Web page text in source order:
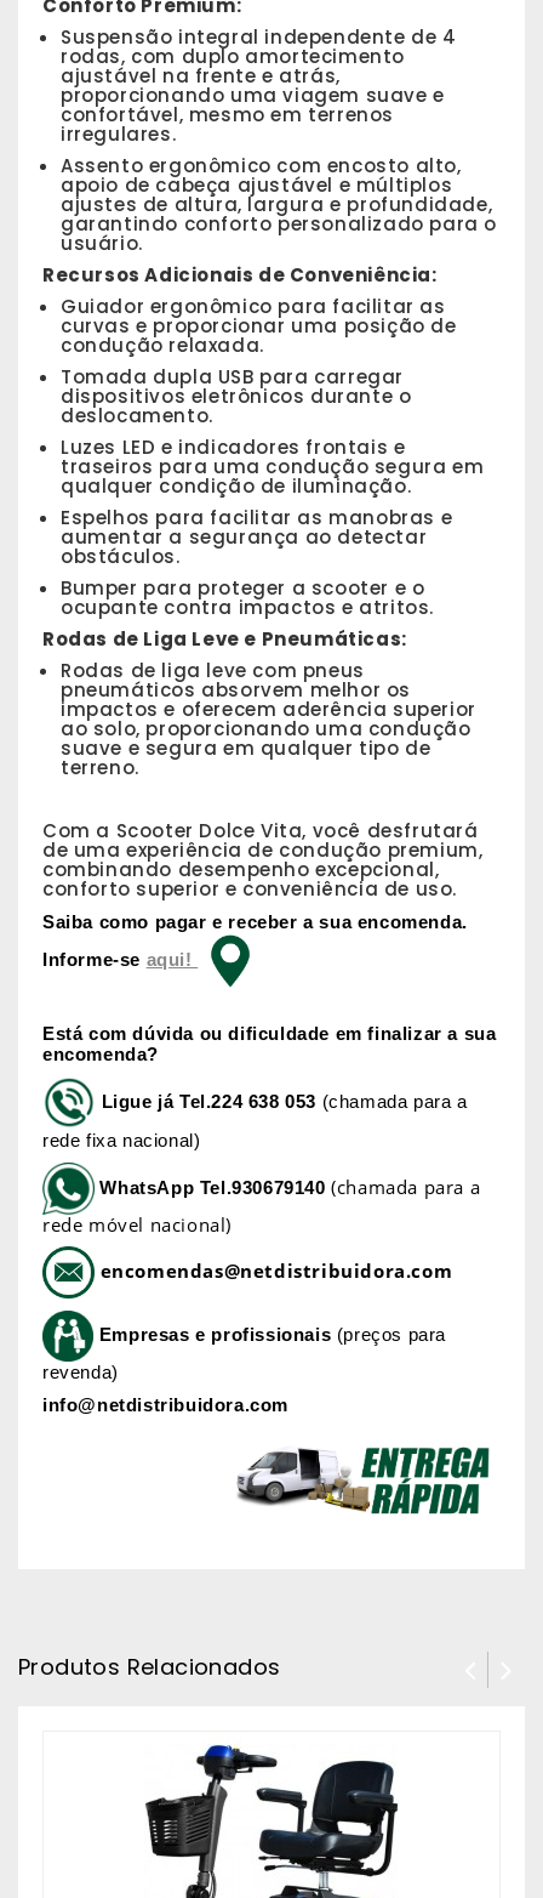
Conforto Premium:
Suspensão integral independente de 4
rodas, com duplo amortecimento
ajustável na frente e atrás,
proporcionando uma viagem suave e
confortável, mesmo em terrenos
irregulares.
Assento ergonômico com encosto alto,
apoio de cabeça ajustável e múltiplos
ajustes de altura, largura e profundidade,
garantindo conforto personalizado para o
usuário.
Recursos Adicionais de Conveniência:
Guiador ergonômico para facilitar as
curvas e proporcionar uma posição de
condução relaxada.
Tomada dupla USB para carregar
dispositivos eletrônicos durante o
deslocamento.
Luzes LED e indicadores frontais e
traseiros para uma condução segura em
qualquer condição de iluminação.
Espelhos para facilitar as manobras e
aumentar a segurança ao detectar
obstáculos.
Bumper para proteger a scooter e o
ocupante contra impactos e atritos.
Rodas de Liga Leve e Pneumáticas:
Rodas de liga leve com pneus
pneumáticos absorvem melhor os
impactos e oferecem aderência superior
ao solo, proporcionando uma condução
suave e segura em qualquer tipo de
terreno.
Com a Scooter Dolce Vita, você desfrutará
de uma experiência de condução premium,
combinando desempenho excepcional,
conforto superior e conveniência de uso.
Saiba como pagar e receber a sua encomenda.
Informe-se aqui!
Está com dúvida ou dificuldade em finalizar a sua
encomenda?
Ligue já Tel.224 638 053 (chamada para a
rede fixa nacional)
WhatsApp Tel.930679140 (chamada para a
rede móvel nacional)
encomendas@netdistribuidora.com
Empresas e profissionais (preços para
revenda)
info@netdistribuidora.com
Produtos Relacionados